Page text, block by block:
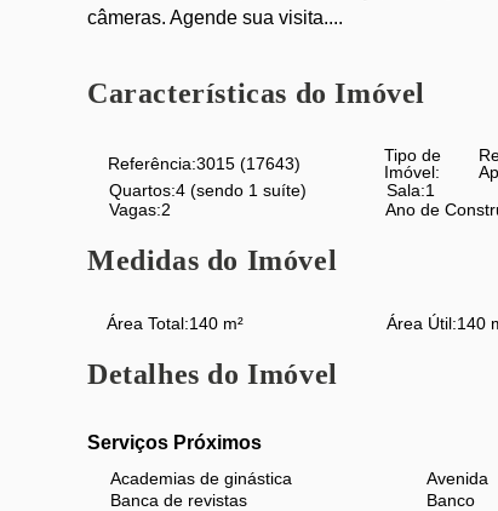
câmeras. Agende sua visita....
Características do Imóvel
Referência:3015 (17643)
Tipo de
Imóvel:
Quartos:4 (sendo 1 suíte) Sala:1
Vagas:2 Ano de
Medidas do Imóvel
Área Total:140 m² Área Útil:140
Detalhes do Imóvel
Serviços Próximos
Academias de ginástica Avenida
Banca de revistas
Banco